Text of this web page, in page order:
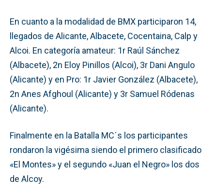
En cuanto a la modalidad de BMX participaron 14,
llegados de Alicante, Albacete, Cocentaina, Calp y
Alcoi. En categoría amateur: 1r Raúl Sánchez
(Albacete), 2n Eloy Pinillos (Alcoi), 3r Dani Angulo
(Alicante) y en Pro: 1r Javier González (Albacete),
2n Anes Afghoul (Alicante) y 3r Samuel Ródenas
(Alicante).
Finalmente en la Batalla MC´s los participantes
rondaron la vigésima siendo el primero clasificado
«El Montes» y el segundo «Juan el Negro» los dos
de Alcoy.